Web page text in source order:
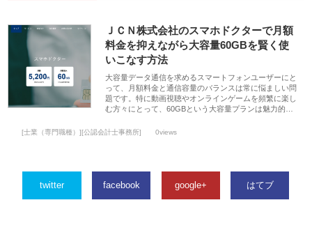
ＪＣＮ株式会社のスマホドクターで月額
料金を抑えながら大容量60GBを賢く使
いこなす方法
大容量データ通信を求めるスマートフォンユーザーにと
って、月額料金と通信容量のバランスは常に悩ましい問
題です。特に動画視聴やオンラインゲームを頻繁に楽し
む方々にとって、60GBという大容量プランは魅力的…
[士業（専門職種）][公認会計士事務所] 0views
twitter facebook google+ はてブ